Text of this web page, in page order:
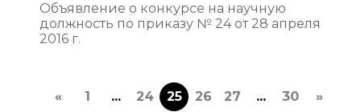
Объявление о конкурсе на научную
должность по приказу № 24 от 28 апреля
2016 г.
« 1 ... 24 25 26 27 ... 30 »